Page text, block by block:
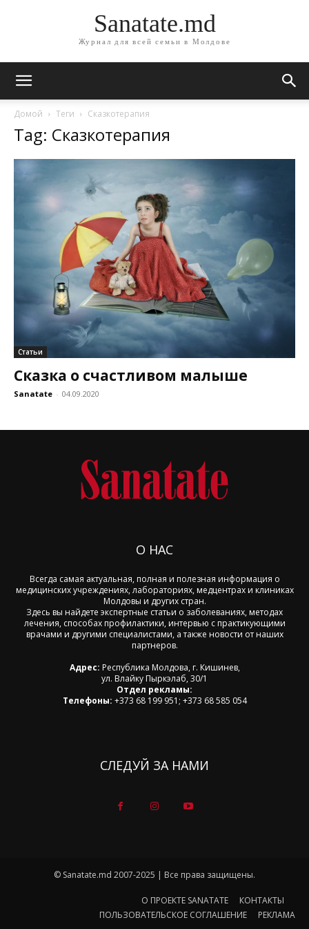
Sanatate.md
Журнал для всей семьи в Молдове
Домой Теги Сказкотерапия
Tag: Сказкотерапия
Статьи
Сказка о счастливом малыше
Sanatate - 04.09.2020
О НАС
Всегда самая актуальная, полная и полезная информация о
медицинских учреждениях, лабораториях, медцентрах и клиниках
Молдовы и других стран.
Здесь вы найдете экспертные статьи о заболеваниях, методах
лечения, способах профилактики, интервью с практикующими
врачами и другими специалистами, а также новости от наших
партнеров.
Адрес: Республика Молдова, г. Кишинев,
ул. Влайку Пыркэлаб, 30/1
Отдел рекламы:
Телефоны: +373 68 199 951; +373 68 585 054
СЛЕДУЙ ЗА НАМИ
© Sanatate.md 2007-2025 | Все права защищены.
О ПРОЕКТЕ SANATATE
КОНТАКТЫ
ПОЛЬЗОВАТЕЛЬСКОЕ СОГЛАШЕНИЕ
РЕКЛАМА